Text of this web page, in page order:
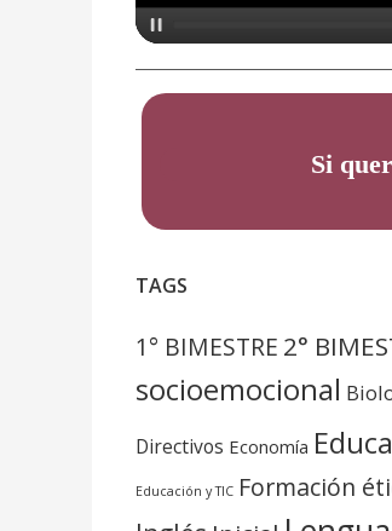
Si
TAGS
1° BIMESTRE 2°
socioemocional
Directivos Economía
Educación y TIC Formación